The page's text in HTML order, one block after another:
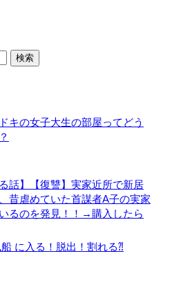
キの女子大生の部屋ってどう
話】【復讐】実家近所で新居
昔虐めていた首謀者A子の実家
るのを発見！！→購入したら
に入る！脱出！割れる⁈